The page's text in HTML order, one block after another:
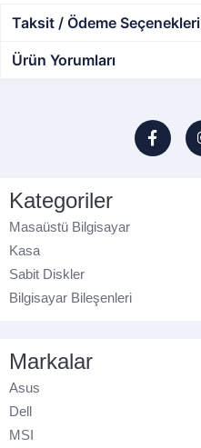
Taksit / Ödeme Seçenekleri
Ürün Yorumları
Kategoriler
Masaüstü Bilgisayar
Kasa
Sabit Diskler
Bilgisayar Bileşenleri
Markalar
Asus
Dell
MSI